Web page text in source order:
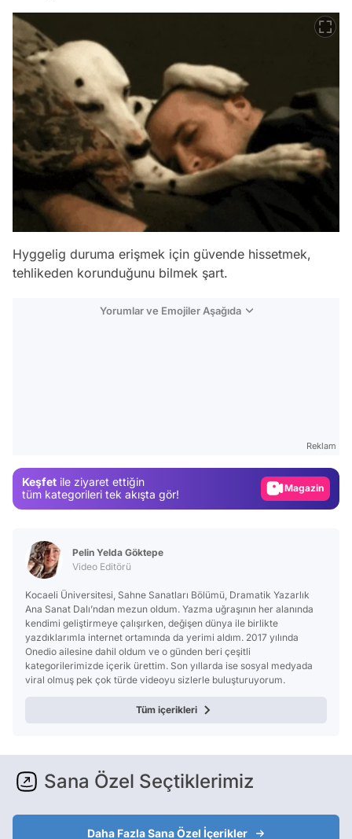
Hyggelig duruma erişmek için güvende hissetmek,
tehlikeden korunduğunu bilmek şart.
Yorumlar ve Emojiler Aşağıda
Reklam
Keşfet ile ziyaret ettiğin
tüm kategorileri tek akışta gör!
Video
Pelin Yelda Göktepe
Video Editörü
Kocaeli Üniversitesi, Sahne Sanatları Bölümü, Dramatik Yazarlık
Ana Sanat Dalı’ndan mezun oldum. Yazma uğraşının her alanında
kendimi geliştirmeye çalışırken, değişen dünya ile birlikte
yazdıklarımla internet ortamında da yerimi aldım. 2017 yılında
Onedio ailesine dahil oldum ve o günden beri çeşitli
kategorilerimizde içerik ürettim. Son yıllarda ise sosyal medyada
viral olmuş pek çok türde videoyu sizlerle buluşturuyorum.
Tüm içerikleri
Sana Özel Seçtiklerimiz
Daha Fazla Sana Özel İçerikler